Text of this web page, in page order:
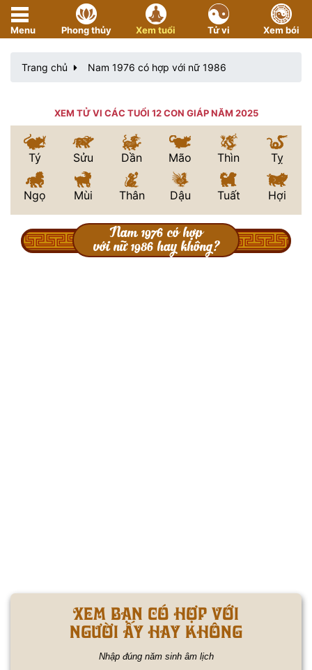
Menu Phong thủy Xem tuổi Tử vi Xem bói
Trang chủ Nam 1976 có hợp với nữ 1986
XEM TỬ VI CÁC TUỔI 12 CON GIÁP NĂM 2025
Tý Sửu Dần Mão Thìn Tỵ
Ngọ Mùi Thân Dậu Tuất Hợi
Nam 1976 có hợp
với nữ 1986 hay không?
XEM BẠN CÓ HỢP VỚI
NGƯỜI ẤY HAY KHÔNG
Nhập đúng năm sinh âm lịch